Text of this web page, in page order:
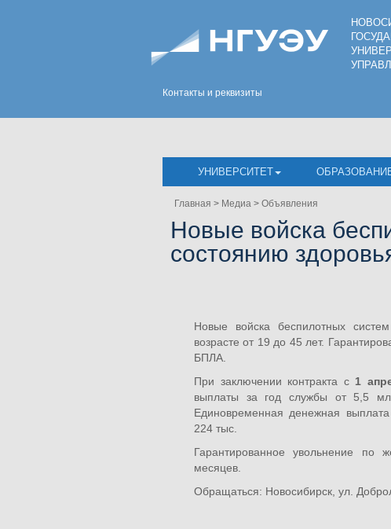
Контакты и реквизиты
УНИВЕРСИТЕТ
Главная > Медиа > Объявления
Новые войска
состоянию
Новые войска беспилотных
возрасте от 19 до 45 лет.
БПЛА.
При заключении контракта с 1
выплаты за год службы от 5,5
Единовременная денежная
224 тыс.
Гарантированное увольнение по
месяцев.
Обращаться: Новосибирск, ул.